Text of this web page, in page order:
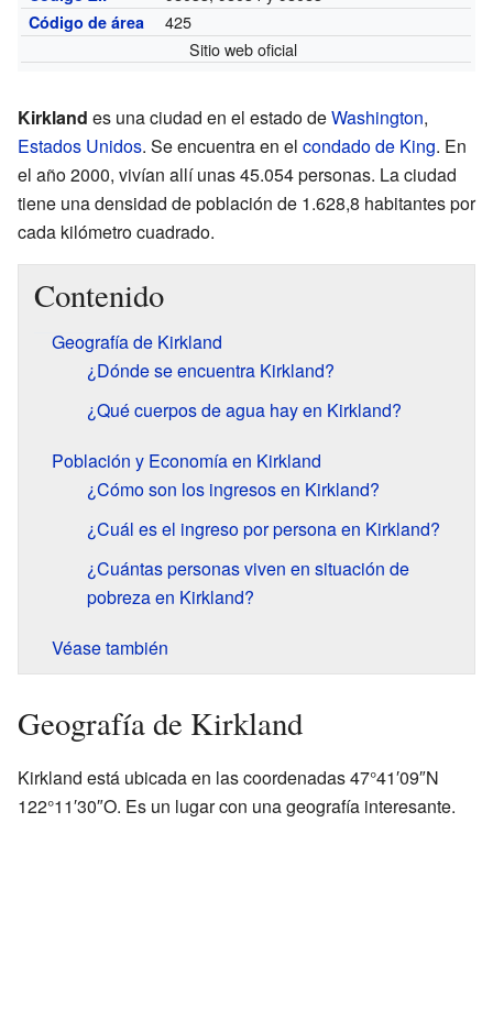
Código de área
425
Sitio web oficial
Kirkland es una ciudad en el estado deWashington,
Estados Unidos. Se encuentra en el condado de King. En
el año 2000, vivían allí unas 45.054 personas. La ciudad
tiene una densidad de población de 1.628,8 habitantes por
cada kilómetro cuadrado.
Contenido
Geografía de Kirkland
¿Dónde se encuentra Kirkland?
¿Qué cuerpos de agua hay en Kirkland?
Población y Economía en Kirkland
¿Cómo son los ingresos en Kirkland?
¿Cuál es el ingreso por persona en Kirkland?
¿Cuántas personas viven en situación de
pobreza en Kirkland?
Véase también
Geografía de Kirkland
Kirkland está ubicada en las coordenadas 47°41′09″N
122°11′30″O. Es un lugar con una geografía interesante.